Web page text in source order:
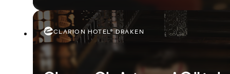
CLARION HOTEL® DRAKEN